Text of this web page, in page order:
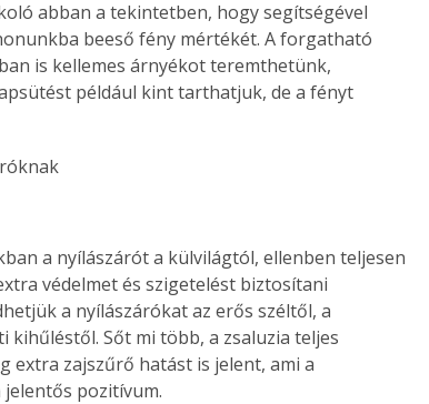
abban a tekintetben, hogy segítségével
beeső fény mértékét. A forgatható
is kellemes árnyékot teremthetünk,
például kint tarthatjuk, de a fényt
a nyílászárót a külvilágtól, ellenben teljesen
védelmet és szigetelést biztosítani
a nyílászárókat az erős széltől, a
Sőt mi több, a zsaluzia teljes
extra zajszűrő hatást is jelent, ami a
pozitívum.